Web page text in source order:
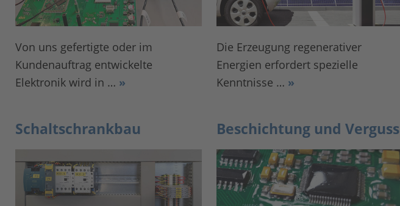
Von uns gefertigte oder im
Kundenauftrag entwickelte
Elektronik wird in … »
Die Erzeugung regenerativer
Energien erfordert spezielle
Kenntnisse … »
Schaltschrankbau Beschichtung und Verguss